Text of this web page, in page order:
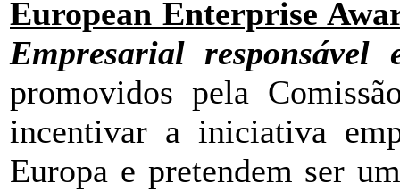
European Enterprise
Empresarial responsável
promovidos pela
incentivar a iniciativa
Europa e pretendem ser